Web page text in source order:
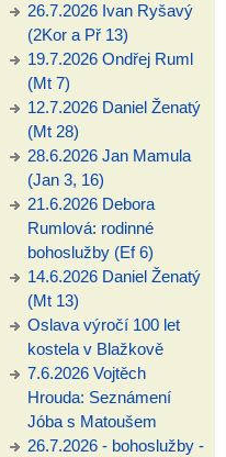
26.7.2026 Ivan Ryšavý
(2Kor a Př 13)
19.7.2026 Ondřej Ruml
(Mt 7)
12.7.2026 Daniel Ženatý
(Mt 28)
28.6.2026 Jan Mamula
(Jan 3, 16)
21.6.2026 Debora
Rumlová: rodinné
bohoslužby (Ef 6)
14.6.2026 Daniel Ženatý
(Mt 13)
Oslava výročí 100 let
kostela v Blažkově
7.6.2026 Vojtěch
Hrouda: Seznámení
Jóba s Matoušem
26.7.2026 - bohoslužby -